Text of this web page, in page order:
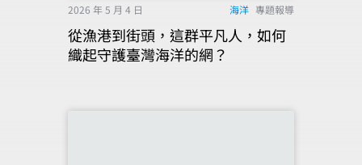
2026 年 5 月 4 日 海洋 專題報導
從漁港到街頭，這群平凡人，如何
織起守護臺灣海洋的網？